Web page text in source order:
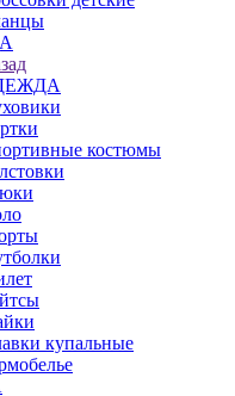
костюмы
купальные